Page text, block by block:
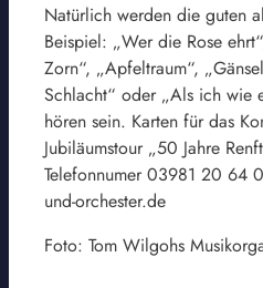
Natürlich werden die guten
Beispiel: „Wer die Rose
Zorn“, „Apfeltraum“,
Schlacht“ oder „Als ich wie
hören sein. Karten für das
Jubiläumstour „50 Jahre
Telefonnumer 03981 20 64
und-orchester.de
Foto: Tom Wilgohs